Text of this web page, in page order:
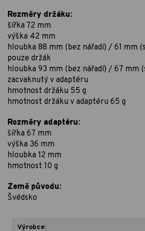
Rozměry držáku:
šířka 72 mm
výška 42 mm
hloubka 88 mm (bez nářadí) / 61 mm
pouze držák
hloubka 93 mm (bez nářadí) / 67 mm
zacvaknutý v adaptéru
hmotnost držáku 55 g
hmotnost držáku v adaptéru 65 g
Rozměry adaptéru:
šířka 67 mm
výška 36 mm
hloubka 12 mm
hmotnost 10 g
Země původu:
Švédsko
Výrobce: